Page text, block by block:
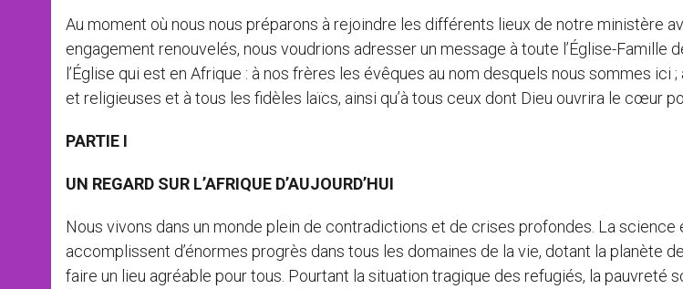
Au moment où nous nous préparons à rejoindre les différents lieux de notre ministère
engagement renouvelés, nous voudrions adresser un message à toute l’Église-Famille
l’Église qui est en Afrique : à nos frères les évêques au nom desquels nous sommes ici
et religieuses et à tous les fidèles laïcs, ainsi qu’à tous ceux dont Dieu ouvrira le cœur
PARTIE I
UN REGARD SUR L’AFRIQUE D’AUJOURD’HUI
Nous vivons dans un monde plein de contradictions et de crises profondes. La science
accomplissent d’énormes progrès dans tous les domaines de la vie, dotant la planète
faire un lieu agréable pour tous. Pourtant la situation tragique des refugiés, la pauvreté